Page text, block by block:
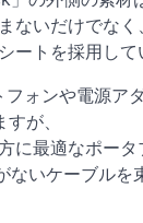
ないだけでなく
ートを採用し
ォンや電源ア
が、
に最適なポータ
いケーブルを